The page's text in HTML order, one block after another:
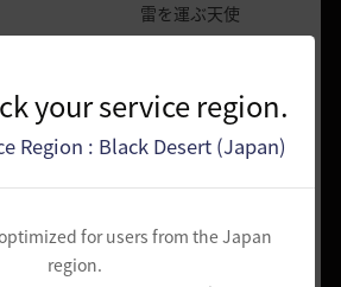
your service region.
Region : Black Desert (Japan)
for users from the Japan
region.
雷を運ぶ天使
ベグの鎖の製作者
祭壇施工職人
山塞
山塞大好きっこ
何千回と山塞を訪ねてきた
ハドゥムの宝物庫を欲した